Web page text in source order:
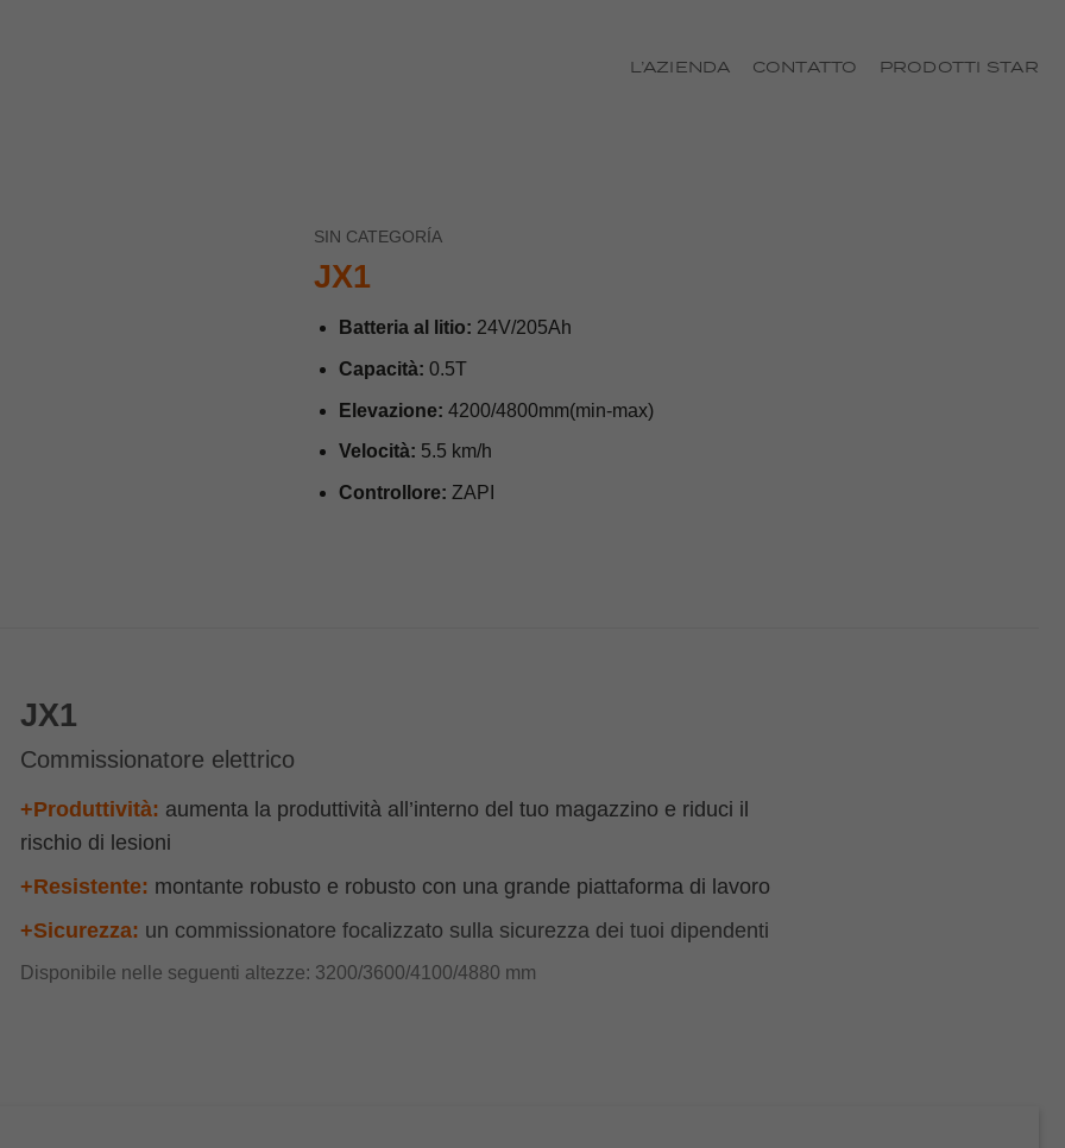
L’AZIENDA CONTATTO PRODOTTI STAR
SIN CATEGORÍA
JX1
Batteria al litio: 24V/205Ah
Capacità: 0.5T
Elevazione: 4200/4800mm(min-max)
Velocità: 5.5 km/h
Controllore: ZAPI
JX1
Commissionatore elettrico
+Produttività: aumenta la produttività all’interno del tuo magazzino e riduci il
rischio di lesioni
+Resistente: montante robusto e robusto con una grande piattaforma di lavoro
+Sicurezza: un commissionatore focalizzato sulla sicurezza dei tuoi dipendenti
Disponibile nelle seguenti altezze: 3200/3600/4100/4880 mm